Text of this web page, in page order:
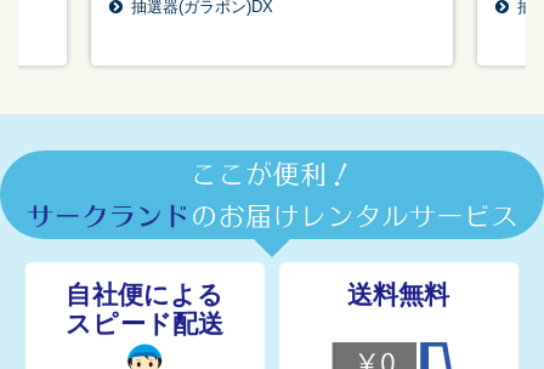
抽選器(ガラポン)DX 抽